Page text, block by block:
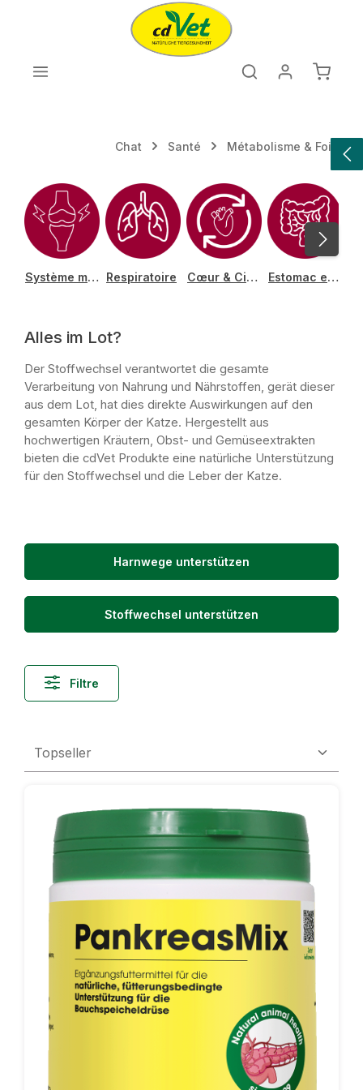
Passer au contenu principal
Le
Chat Santé Métabolisme & Foie
Système muscolosquelettique Respiratoire Cœur & Circulation Estomac et intestin
Alles im Lot?
Der Stoffwechsel verantwortet die gesamte
Verarbeitung von Nahrung und Nährstoffen, gerät dieser
aus dem Lot, hat dies direkte Auswirkungen auf den
gesamten Körper der Katze. Hergestellt aus
hochwertigen Kräutern, Obst- und Gemüseextrakten
bieten die cdVet Produkte eine natürliche Unterstützung
für den Stoffwechsel und die Leber der Katze.
Harnwege unterstützen
Stoffwechsel unterstützen
Filtre